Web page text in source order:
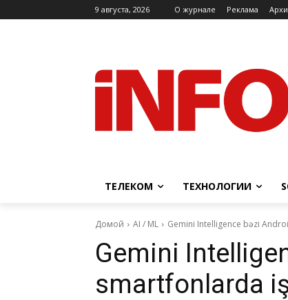
9 августа, 2026 O журнале Реклама
ТЕЛЕКОМ ТЕХНОЛОГИИ
Домой AI / ML Gemini Intelligence bəzi
Gemini
smartfonlarda